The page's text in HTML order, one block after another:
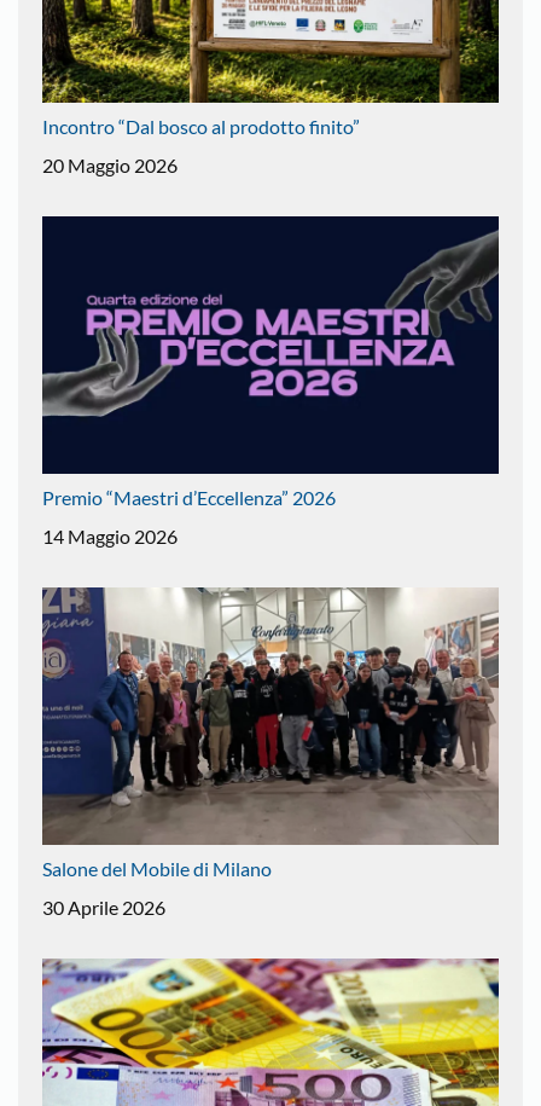
Incontro “Dal bosco al prodotto finito”
20 Maggio 2026
Premio “Maestri d’Eccellenza” 2026
14 Maggio 2026
Salone del Mobile di Milano
30 Aprile 2026